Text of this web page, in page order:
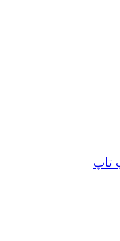
تاپ